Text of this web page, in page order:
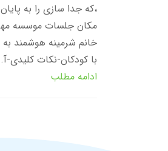
خانم شرمینه هوشمند
با کودکان-نکات کلیدی-
ادامه مطلب